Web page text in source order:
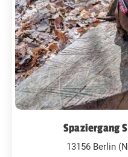
Spaziergang
13156 Berlin